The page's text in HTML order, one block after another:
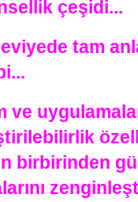
çeşidi...
tam
birbirinden